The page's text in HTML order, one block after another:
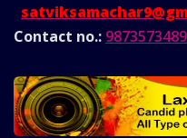
Contact no.: 9873573489